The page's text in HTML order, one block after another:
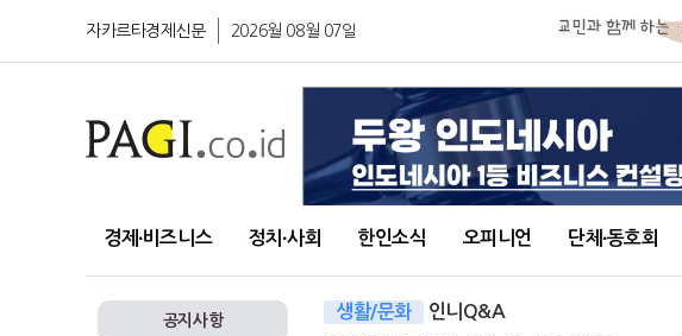
자카르타경제신문 2026월 08월 07일
경제∙비즈니스 정치∙사회 한인소식 오피니언 단체∙동호회
공지사항 생활/문화 인니Q&A